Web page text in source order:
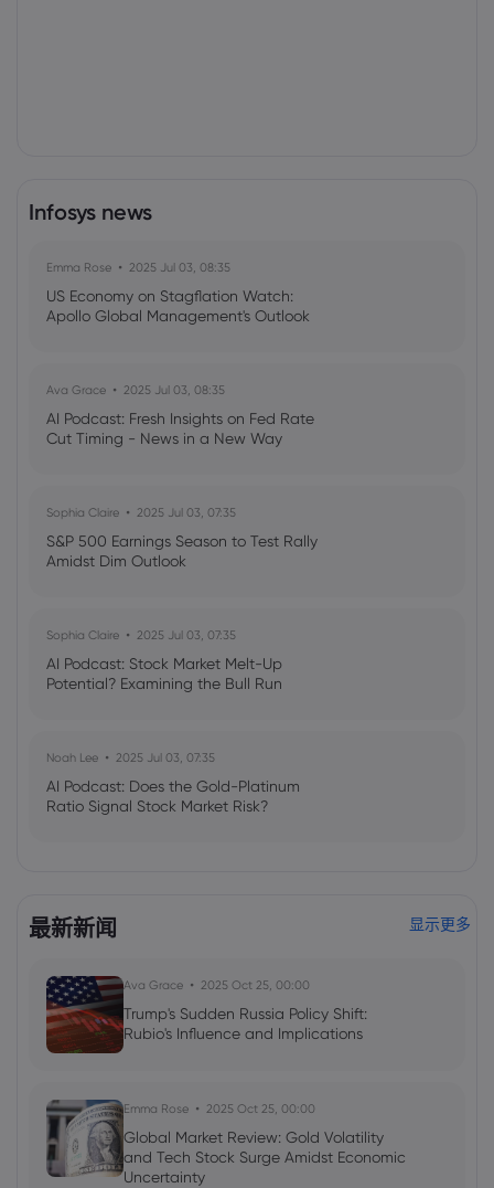
Infosys news
Emma Rose 2025 Jul 03, 08:35
US Economy on Stagflation Watch:
Apollo Global Management's Outlook
Ava Grace 2025 Jul 03, 08:35
AI Podcast: Fresh Insights on Fed Rate
Cut Timing - News in a New Way
Sophia Claire 2025 Jul 03, 07:35
S&P 500 Earnings Season to Test Rally
Amidst Dim Outlook
Sophia Claire 2025 Jul 03, 07:35
AI Podcast: Stock Market Melt-Up
Potential? Examining the Bull Run
Noah Lee 2025 Jul 03, 07:35
AI Podcast: Does the Gold-Platinum
Ratio Signal Stock Market Risk?
最新新闻 显示更多
Ava Grace 2025 Oct 25, 00:00
Trump's Sudden Russia Policy Shift:
Rubio's Influence and Implications
Emma Rose 2025 Oct 25, 00:00
Global Market Review: Gold Volatility
and Tech Stock Surge Amidst Economic
Uncertainty